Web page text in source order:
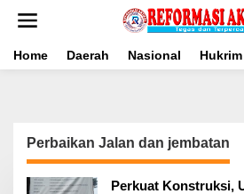
Home Daerah Nasional Hukrim
Perbaikan Jalan dan jembatan
Perkuat Konstruksi,